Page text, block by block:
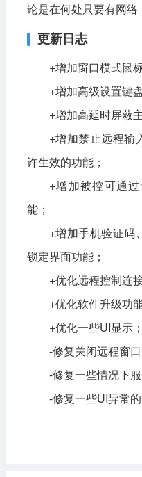
论是在何处只要有网络
更新日志
+增加窗口模式鼠
+增加高级设置键
+增加高延时屏蔽
+增加禁止远程输
许生效的功能；
+增加被控可通
能；
+增加手机验证码
锁定界面功能；
+优化远程控制连
+优化软件升级功
+优化一些UI显示；
-修复关闭远程窗
-修复一些情况下
-修复一些UI异常的